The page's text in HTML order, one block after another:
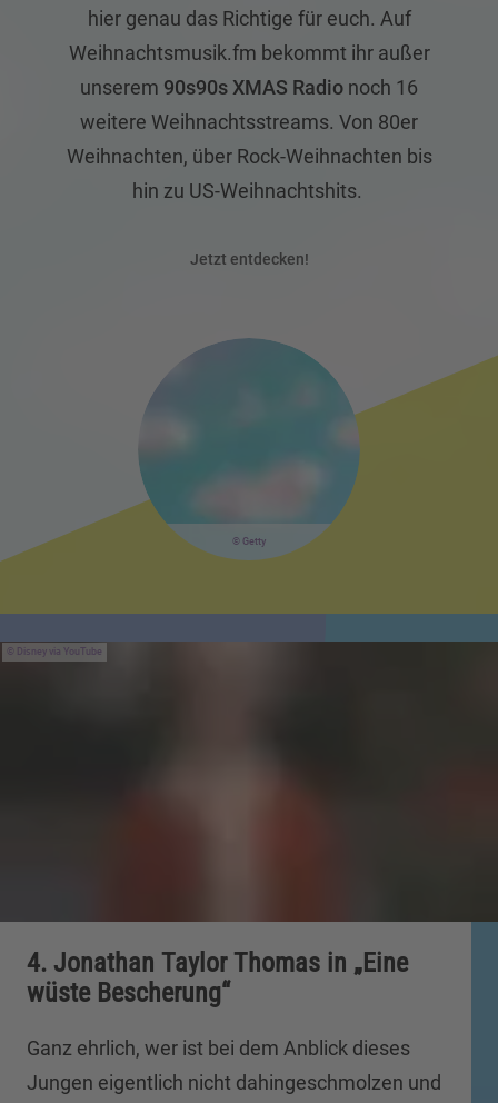
hier genau das Richtige für euch. Auf
Weihnachtsmusik.fm bekommt ihr außer
unserem 90s90s XMAS Radio noch 16
weitere Weihnachtsstreams. Von 80er
Weihnachten, über Rock-Weihnachten bis
hin zu US-Weihnachtshits.
Jetzt entdecken!
Getty
Disney via YouTube
4. Jonathan Taylor Thomas in „Eine
wüste Bescherung“
Ganz ehrlich, wer ist bei dem Anblick dieses
Jungen eigentlich nicht dahingeschmolzen und